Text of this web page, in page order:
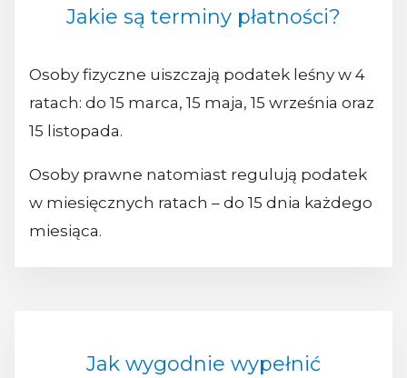
Jakie są terminy płatności?
Osoby fizyczne uiszczają podatek leśny w 4
ratach: do 15 marca, 15 maja, 15 września oraz
15 listopada.
Osoby prawne natomiast regulują podatek
w miesięcznych ratach – do 15 dnia każdego
miesiąca.
Jak wygodnie wypełnić